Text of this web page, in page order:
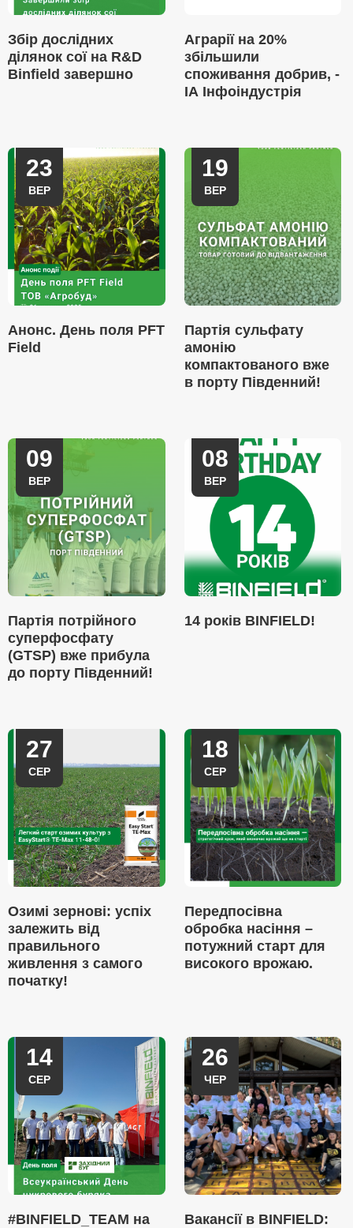
Збір дослідних
ділянок сої на R&D
Binfield завершно
Аграрії на 20%
збільшили
споживання добрив, -
ІА Інфоіндустрія
23
ВЕР
Анонс. День поля PFT
Field
19
ВЕР
Партія сульфату
амонію
компактованого вже
в порту Південний!
09
ВЕР
Партія потрійного
суперфосфату
(GTSP) вже прибула
до порту Південний!
08
ВЕР
14 років BINFIELD!
27
СЕР
Озимі зернові: успіх
залежить від
правильного
живлення з самого
початку!
18
СЕР
Передпосівна
обробка насіння –
потужний старт для
високого врожаю.
14
СЕР
#BINFIELD_TEAM на
26
ЧЕР
Вакансії в BINFIELD: